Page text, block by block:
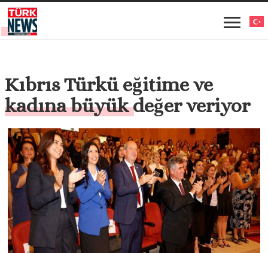
Kıbrıs Türkü eğitime ve
kadına büyük değer veriyor